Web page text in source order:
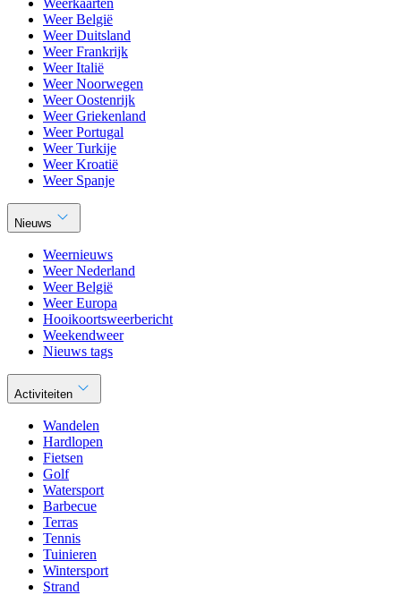
Weer België
Weer Duitsland
Weer Frankrijk
Weer Italië
Weer Noorwegen
Weer Oostenrijk
Weer Griekenland
Weer Portugal
Weer Turkije
Weer Kroatië
Weer Spanje
Nieuws
Weernieuws
Weer Nederland
Weer België
Weer Europa
Hooikoortsweerbericht
Weekendweer
Nieuws tags
Activiteiten
Wandelen
Hardlopen
Fietsen
Golf
Watersport
Barbecue
Terras
Tennis
Tuinieren
Wintersport
Strand